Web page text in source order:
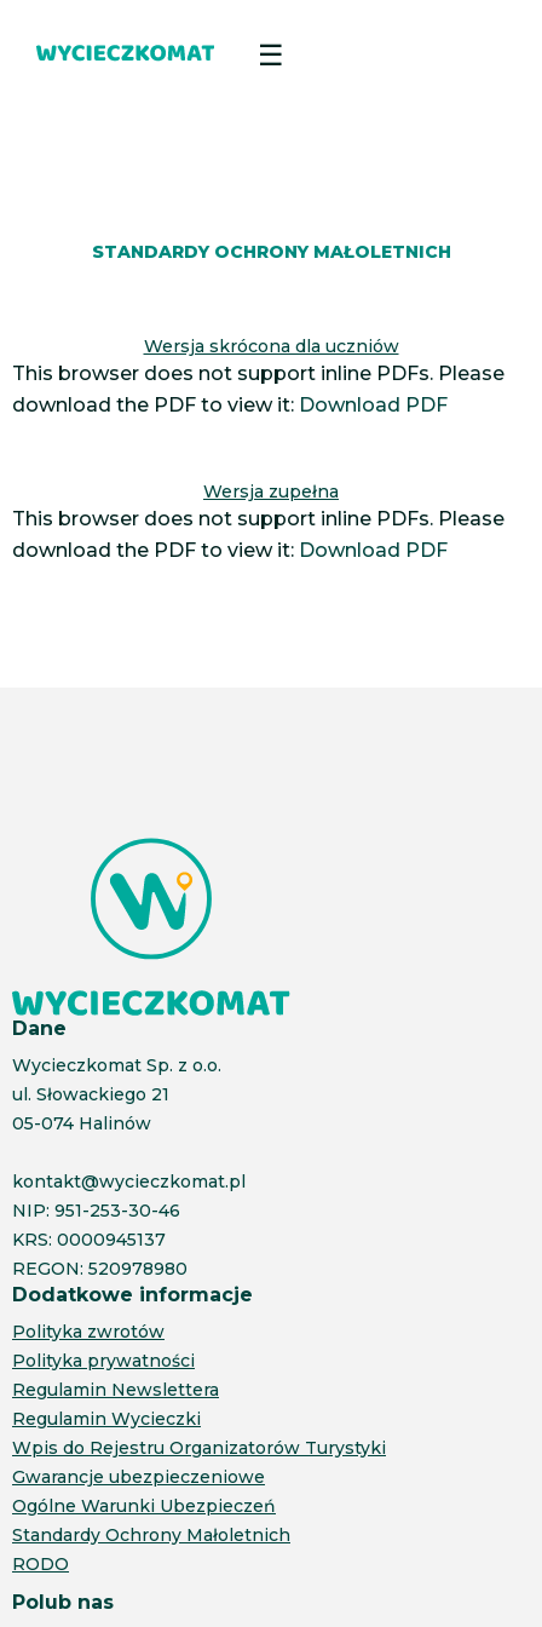
STANDARDY OCHRONY MAŁOLETNICH
Wersja skrócona dla uczniów
This browser does not support inline PDFs. Please
download the PDF to view it: Download PDF
Wersja zupełna
This browser does not support inline PDFs. Please
download the PDF to view it: Download PDF
Dane
Wycieczkomat Sp. z o.o.
ul. Słowackiego 21
05-074 Halinów
kontakt@wycieczkomat.pl
NIP: 951-253-30-46
KRS: 0000945137
REGON: 520978980
Dodatkowe informacje
Polityka zwrotów
Polityka prywatności
Regulamin Newslettera
Regulamin Wycieczki
Wpis do Rejestru Organizatorów Turystyki
Gwarancje ubezpieczeniowe
Ogólne Warunki Ubezpieczeń
Standardy Ochrony Małoletnich
RODO
Polub nas